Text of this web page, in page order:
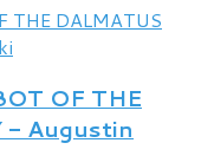
OF THE
- Augustin